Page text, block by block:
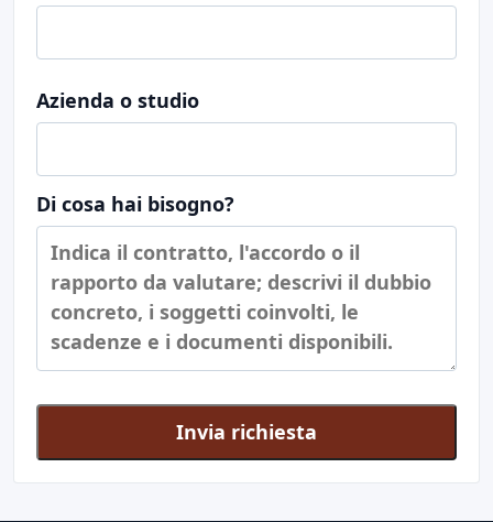
Azienda o studio
Di cosa hai bisogno?
Invia richiesta